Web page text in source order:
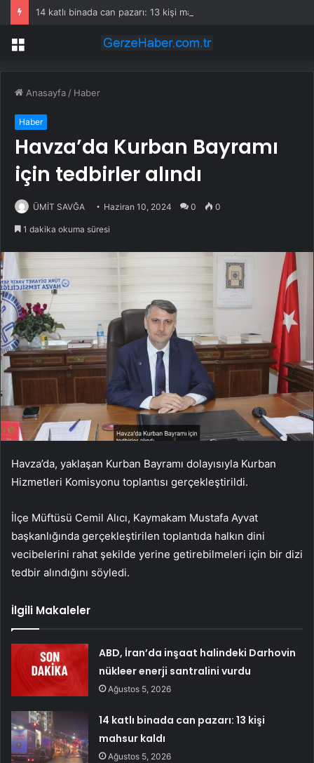
14 katlı binada can pazarı: 13 kişi mahsur kaldı
Menü
Anasayfa / Haber
Haber
Havza’da Kurban Bayramı
için tedbirler alındı
ÜMİT SAVĞA Haziran 10, 2024 0 0
1 dakika okuma süresi
Havza’da, yaklaşan Kurban Bayramı dolayısıyla Kurban
Hizmetleri Komisyonu toplantısı gerçekleştirildi.
İlçe Müftüsü Cemil Alıcı, Kaymakam Mustafa Ayvat
başkanlığında gerçekleştirilen toplantıda halkın dini
vecibelerini rahat şekilde yerine getirebilmeleri için bir dizi
tedbir alındığını söyledi.
İlgili Makaleler
ABD, İran’da inşaat halindeki Darhovin
nükleer enerji santralini vurdu
Ağustos 5, 2026
14 katlı binada can pazarı: 13 kişi
mahsur kaldı
Ağustos 5, 2026